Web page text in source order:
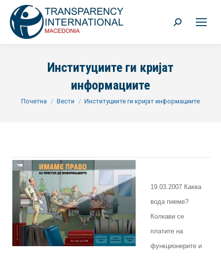
Search:
Институциите ги кријат
информациите
You are here:
Почетна Вести Институциите ги кријат информациите
19.03.2007 Каква
вода пиеме?
Колкави се
платите на
функционерите и